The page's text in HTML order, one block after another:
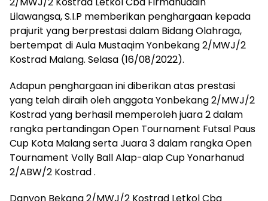
Lilawangsa, S.I.P memberikan penghargaan kepada
prajurit yang berprestasi dalam Bidang Olahraga,
bertempat di Aula Mustaqim Yonbekang 2/MWJ/2
Kostrad Malang. Selasa (16/08/2022).
Adapun penghargaan ini diberikan atas prestasi
yang telah diraih oleh anggota Yonbekang 2/MWJ/2
Kostrad yang berhasil memperoleh juara 2 dalam
rangka pertandingan Open Tournament Futsal Paus
Cup Kota Malang serta Juara 3 dalam rangka Open
Tournament Volly Ball Alap-alap Cup Yonarhanud
2/ABW/2 Kostrad .